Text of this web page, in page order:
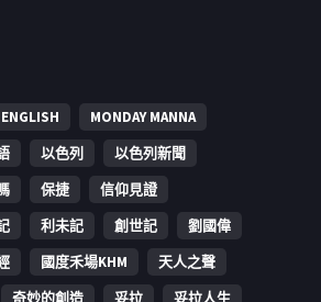
ENGLISH
MONDAY MANNA
以色列
以色列新聞
保捷
信仰見證
利未記 創世記
劉國偉
國度禾場KHM
天人之聲